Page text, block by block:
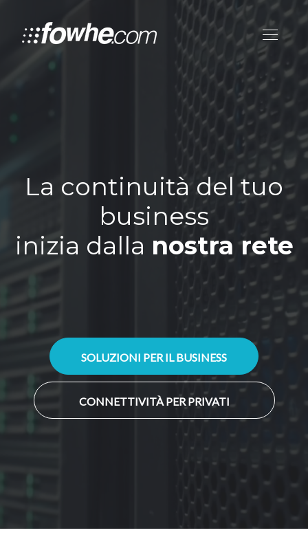
La continuità del tuo
business
inizia dalla nostra rete
SOLUZIONI PER IL BUSINESS
CONNETTIVITÀ PER PRIVATI